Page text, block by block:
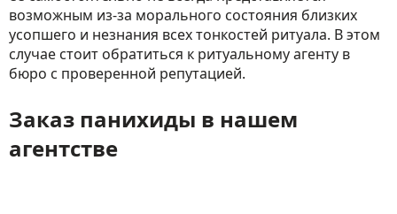
возможным из-за морального состояния близких
усопшего и незнания всех тонкостей ритуала. В этом
случае стоит обратиться к ритуальному агенту в
бюро с проверенной репутацией.
Заказ панихиды в нашем
агентстве